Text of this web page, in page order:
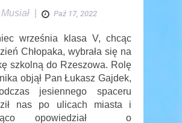
Paź 17, 2022
września klasa V, chcąc
Chłopaka, wybrała się na
szkolną do Rzeszowa. Rolę
objął Pan Łukasz Gajdek,
jesiennego spaceru
nas po ulicach miasta i
opowiedział o